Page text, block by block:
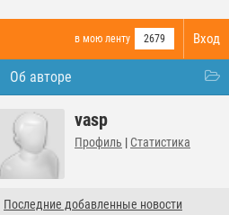
Вход
в мою ленту 2679
Об авторе
vasp
Профиль | Статистика
Последние добавленные новости